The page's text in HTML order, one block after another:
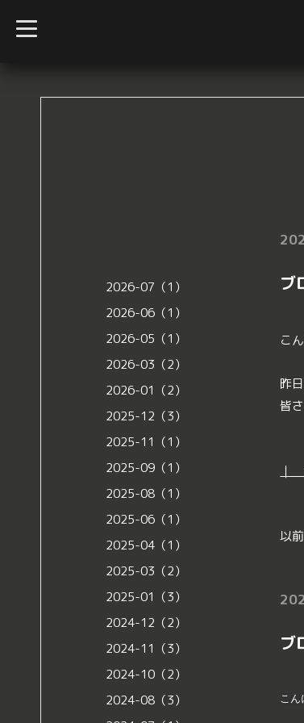
t
o
ブ
こ
昨
皆
｜
以
ブ
こん
2026-07（1）
2026-06（1）
2026-05（1）
2026-03（2）
2026-01（2）
2025-12（3）
2025-11（1）
2025-09（1）
2025-08（1）
2025-06（1）
2025-04（1）
2025-03（2）
2025-01（3）
2024-12（2）
2024-11（3）
2024-10（2）
2024-08（3）